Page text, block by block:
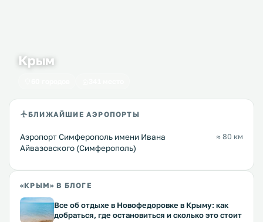
Крым
БЛИЖАЙШИЕ АЭРОПОРТЫ
Аэропорт Симферополь имени Ивана
Айвазовского (Симферополь)
≈ 80 км
«КРЫМ» В БЛОГЕ
Все об отдыхе в Новофедоровке в Крыму: как
добраться, где остановиться и сколько это стоит